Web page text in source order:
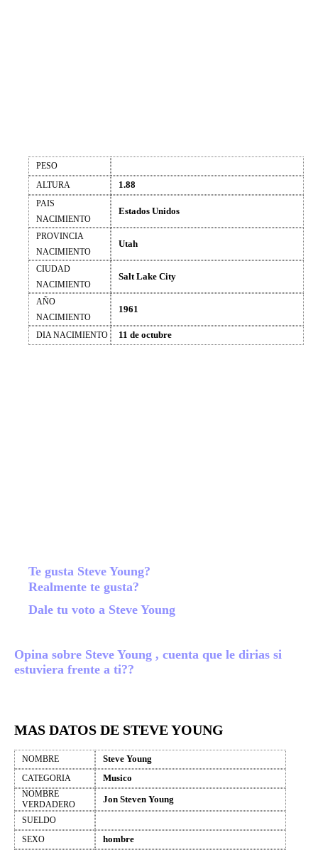
PESO
ALTURA
1.88
PAIS
NACIMIENTO
Estados Unidos
PROVINCIA
NACIMIENTO
Utah
CIUDAD
NACIMIENTO
Salt Lake City
AÑO
NACIMIENTO
1961
DIA NACIMIENTO 11 de octubre
Te gusta Steve Young?
Realmente te gusta?
Dale tu voto a Steve Young
Opina sobre Steve Young , cuenta que le dirias si
estuviera frente a ti??
MAS DATOS DE STEVE YOUNG
NOMBRE Steve Young
CATEGORIA Musico
NOMBRE
VERDADERO
Jon Steven Young
SUELDO
SEXO
hombre